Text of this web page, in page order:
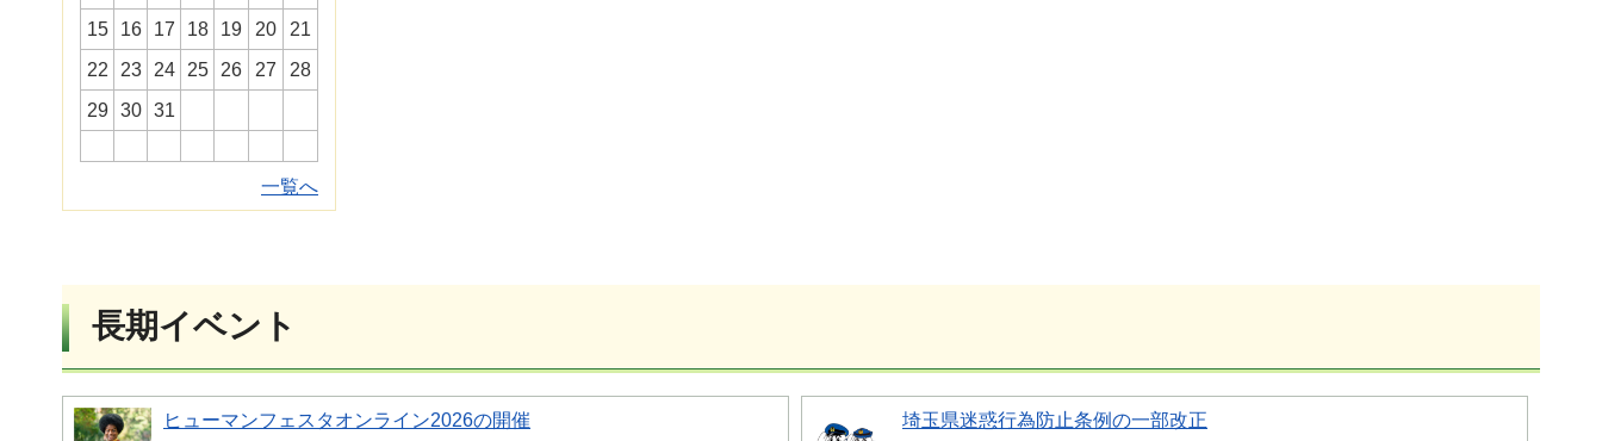
15
16 17 18 19 20
21
22
23 24 25 26 27
28
29
30 31
一覧へ
長期イベント
ヒューマンフェスタオンライン2026の開催 埼玉県迷惑行為防止条例の一部改正